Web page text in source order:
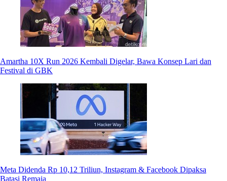
Amartha 10X Run 2026 Kembali Digelar, Bawa Konsep Lari dan
Festival di GBK
Meta Didenda Rp 10,12 Triliun, Instagram & Facebook Dipaksa
Batasi Remaja